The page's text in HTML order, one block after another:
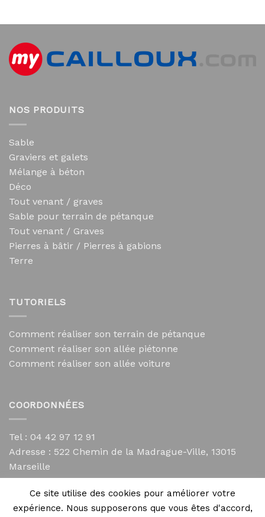
NOS PRODUITS
Sable
Graviers et galets
Mélange à béton
Déco
Tout venant / graves
Sable pour terrain de pétanque
Tout venant / Graves
Pierres à bâtir / Pierres à gabions
Terre
TUTORIELS
Comment réaliser son terrain de pétanque
Comment réaliser son allée piétonne
Comment réaliser son allée voiture
COORDONNÉES
Tel : 04 42 97 12 91
Adresse : 522 Chemin de la Madrague-Ville, 13015
Marseille
contact@mycailloux.com
Mentions légales
Ce site utilise des cookies pour améliorer votre
expérience. Nous supposerons que vous êtes d'accord,